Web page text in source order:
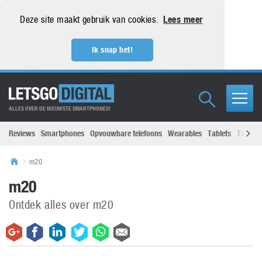
Deze site maakt gebruik van cookies. Lees meer
Ik snap het!
ALLES OVER DE NIEUWSTE SMARTPHONES!
Reviews Smartphones Opvouwbare telefoons Wearables Tablets
m20
m20
Ontdek alles over m20